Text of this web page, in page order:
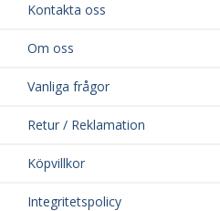
Kontakta oss
Om oss
Vanliga frågor
Retur / Reklamation
Köpvillkor
Integritetspolicy